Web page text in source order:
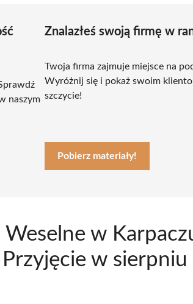
naszym
Znalazłeś swoją firmę w
Twoja firma zajmuje miejsce na
Wyróżnij się i pokaż swoim
szczycie!
Pobierz materiały!
Weselne w
Przyjęcie w